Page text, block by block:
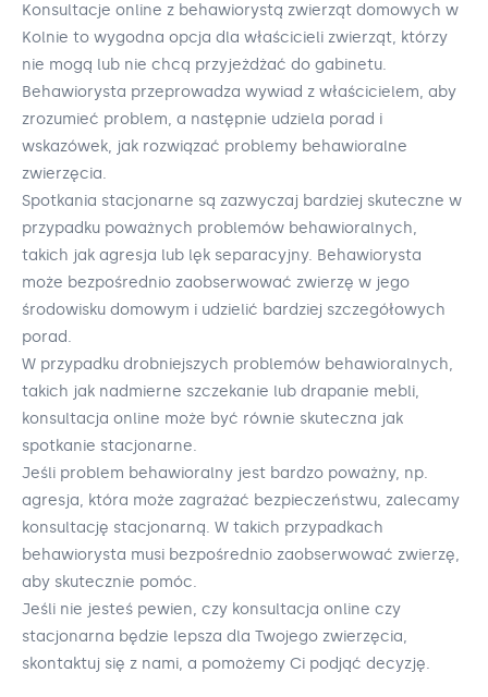
Konsultacje online z behawiorystą zwierząt domowych w
Kolnie to wygodna opcja dla właścicieli zwierząt, którzy
nie mogą lub nie chcą przyjeżdżać do gabinetu.
Behawiorysta przeprowadza wywiad z właścicielem, aby
zrozumieć problem, a następnie udziela porad i
wskazówek, jak rozwiązać problemy behawioralne
zwierzęcia.
Spotkania stacjonarne są zazwyczaj bardziej skuteczne w
przypadku poważnych problemów behawioralnych,
takich jak agresja lub lęk separacyjny. Behawiorysta
może bezpośrednio zaobserwować zwierzę w jego
środowisku domowym i udzielić bardziej szczegółowych
porad.
W przypadku drobniejszych problemów behawioralnych,
takich jak nadmierne szczekanie lub drapanie mebli,
konsultacja online może być równie skuteczna jak
spotkanie stacjonarne.
Jeśli problem behawioralny jest bardzo poważny, np.
agresja, która może zagrażać bezpieczeństwu, zalecamy
konsultację stacjonarną. W takich przypadkach
behawiorysta musi bezpośrednio zaobserwować zwierzę,
aby skutecznie pomóc.
Jeśli nie jesteś pewien, czy konsultacja online czy
stacjonarna będzie lepsza dla Twojego zwierzęcia,
skontaktuj się z nami, a pomożemy Ci podjąć decyzję.